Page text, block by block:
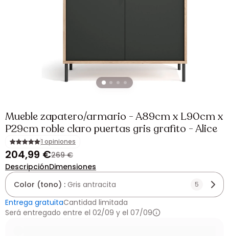
Mueble zapatero/armario - A89cm x L90cm x
P29cm roble claro puertas gris grafito - Alice
1 opiniones
204,99 €269 €
DescripciónDimensiones
Color (tono) : Gris antracita 5
Entrega gratuitaCantidad limitada
Será entregado entre el 02/09 y el 07/09